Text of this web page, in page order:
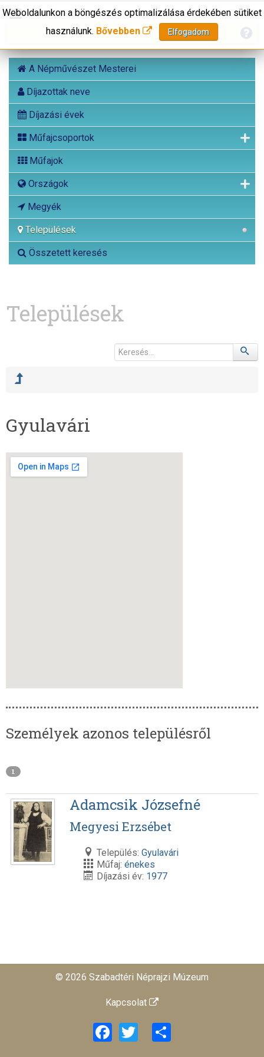
A Népművészet Mesterei
Díjazottak neve
Díjazási évek
Műfajcsoportok
Műfajok
Országok
Megyék
Települések
Összetett keresés
Weboldalunkon a böngészés optimalizálása érdekében sütiket
használunk. Bővebben Elfogadom
Települések
Gyulavári
Személyek azonos településről
1
Adamcsik Józsefné
Megyesi Erzsébet
Település: Gyulavári
Műfaj: énekes
Díjazási év: 1977
© 2026 Szabadtéri Néprajzi Múzeum
Kapcsolat
Facebook
Twitter